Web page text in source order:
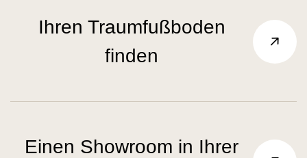
Ihren Traumfußboden
finden
Einen Showroom in Ihrer